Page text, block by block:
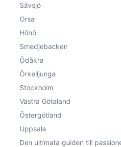
Sävsjö
Orsa
Hönö
Smedjebacken
Ödåkra
Örkelljunga
Stockholm
Västra Götaland
Östergötland
Uppsala
Den ultimata guiden till